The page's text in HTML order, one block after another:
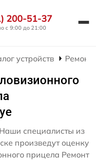
200-51-37
с 9:00 до 21:00
устройств Ремонт
специалисты из
произведут оценку
прицела Ремонт